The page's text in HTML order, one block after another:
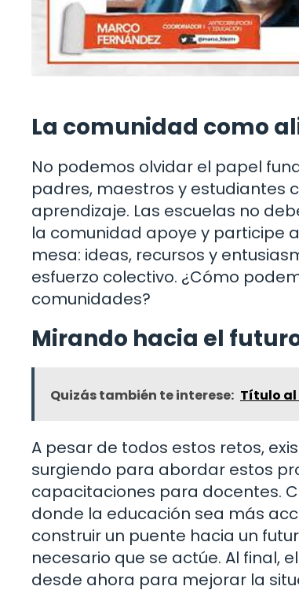
La comunidad como
No podemos olvidar el papel
padres, maestros y estudiantes
aprendizaje. Las escuelas no
la comunidad apoye y participe
mesa: ideas, recursos y
esfuerzo colectivo. ¿Cómo
comunidades?
Mirando hacia el
Quizás también te interese: Título al
A pesar de todos estos retos,
surgiendo para abordar estos
capacitaciones para docentes.
donde la educación sea más
construir un puente hacia un
necesario que se actúe. Al final,
desde ahora para mejorar la